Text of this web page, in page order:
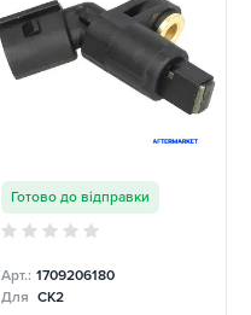
Готово до відправки
Арт.: 1709206180
Для CK2